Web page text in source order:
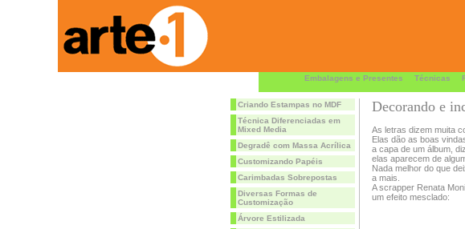
Embalagens e Presentes Técnicas
Criando Estampas no MDF
Técnica Diferenciadas em
Mixed Media
Degradê com Massa Acrílica
Customizando Papéis
Carimbadas Sobrepostas
Diversas Formas de
Customização
Árvore Estilizada
Decorando e
As letras dizem muita
Elas dão as boas
a capa de um álbum,
elas aparecem de
Nada melhor do que
a mais.
A scrapper Renata
um efeito mesclado: